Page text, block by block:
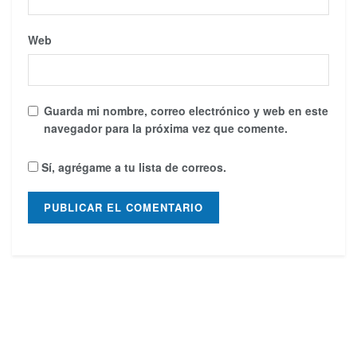
Web
Guarda mi nombre, correo electrónico y web en este
navegador para la próxima vez que comente.
Sí, agrégame a tu lista de correos.